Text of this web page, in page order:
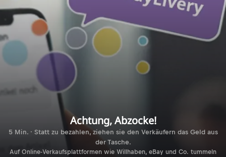
Achtung, Abzocke!
5 Min. · Statt zu bezahlen, ziehen sie den Verkäufern das Geld aus
der Tasche.
Auf Online-Verkaufsplattformen wie Willhaben, eBay und Co. tummeln